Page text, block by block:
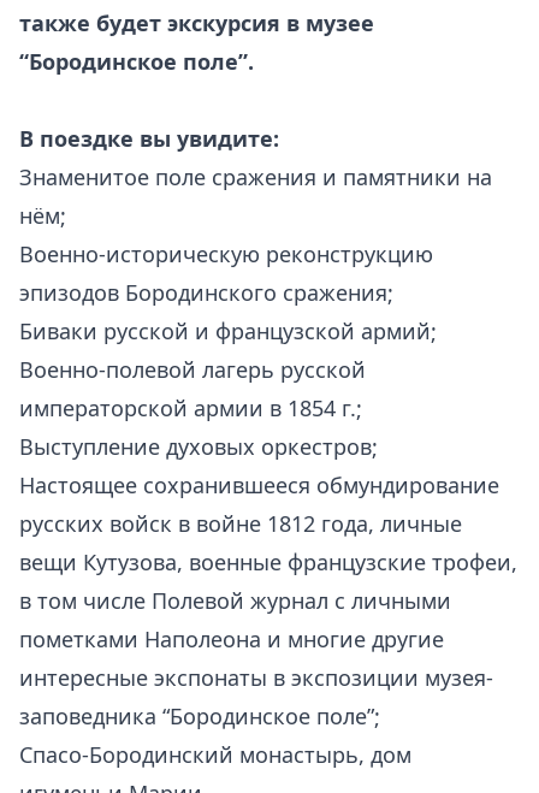
также будет экскурсия в музее
“Бородинское поле”.
В поездке вы увидите:
Знаменитое поле сражения и памятники на
нём;
Военно-историческую реконструкцию
эпизодов Бородинского сражения;
Биваки русской и французской армий;
Военно-полевой лагерь русской
императорской армии в 1854 г.;
Выступление духовых оркестров;
Настоящее сохранившееся обмундирование
русских войск в войне 1812 года, личные
вещи Кутузова, военные французские трофеи,
в том числе Полевой журнал с личными
пометками Наполеона и многие другие
интересные экспонаты в экспозиции музея-
заповедника “Бородинское поле”;
Спасо-Бородинский монастырь, дом